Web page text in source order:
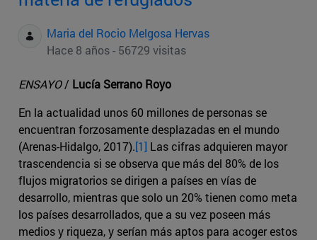
Maria del Rocio Melgosa Hervas
Hace 8 años - 56729 visitas
ENSAYO/ Lucía Serrano Royo
En la actualidad unos 60 millones de personas se
encuentran forzosamente desplazadas en el mundo
(Arenas-Hidalgo, 2017).[1] Las cifras adquieren mayor
trascendencia si se observa que más del 80% de los
flujos migratorios se dirigen a países en vías de
desarrollo, mientras que solo un 20% tienen como meta
los países desarrollados, que a su vez poseen más
medios y riqueza, y serían más aptos para acoger estos